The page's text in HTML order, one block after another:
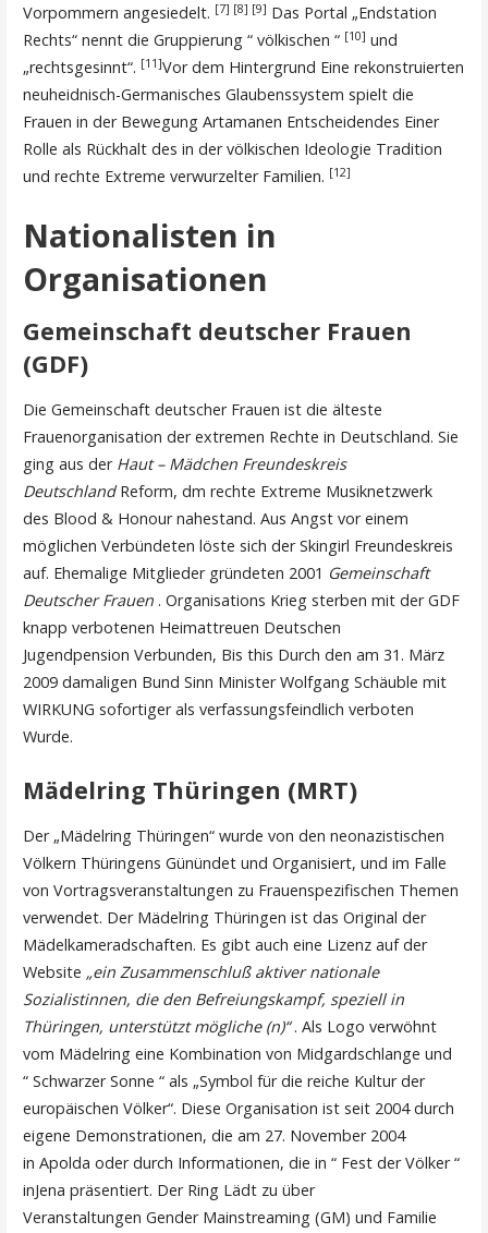
Vorpommern angesiedelt. [7] [8] [9] Das Portal „Endstation
Rechts“ nennt die Gruppierung “ völkischen “ [10] und
„rechtsgesinnt“. [11]Vor dem Hintergrund Eine rekonstruierten
neuheidnisch-Germanisches Glaubenssystem spielt die
Frauen in der Bewegung Artamanen Entscheidendes Einer
Rolle als Rückhalt des in der völkischen Ideologie Tradition
und rechte Extreme verwurzelter Familien. [12]
Nationalisten in
Organisationen
Gemeinschaft deutscher Frauen
(GDF)
Die Gemeinschaft deutscher Frauen ist die älteste
Frauenorganisation der extremen Rechte in Deutschland. Sie
ging aus der Haut – Mädchen Freundeskreis
DeutschlandReform, dm rechte Extreme Musiknetzwerk
des Blood & Honour nahestand. Aus Angst vor einem
möglichen Verbündeten löste sich der Skingirl Freundeskreis
auf. Ehemalige Mitglieder gründeten 2001 Gemeinschaft
Deutscher Frauen. Organisations Krieg sterben mit der GDF
knapp verbotenen Heimattreuen Deutschen
Jugendpension Verbunden, Bis this Durch den am 31. März
2009 damaligen Bund Sinn Minister Wolfgang Schäuble mit
WIRKUNG sofortiger als verfassungsfeindlich verboten
Wurde.
Mädelring Thüringen (MRT)
Der „Mädelring Thüringen“ wurde von den neonazistischen
Völkern Thüringens Günündet und Organisiert, und im Falle
von Vortragsveranstaltungen zu Frauenspezifischen Themen
verwendet. Der Mädelring Thüringen ist das Original der
Mädelkameradschaften. Es gibt auch eine Lizenz auf der
Website „ein Zusammenschluß aktiver nationale
Sozialistinnen, die den Befreiungskampf, speziell in
Thüringen, unterstützt mögliche (n)“. Als Logo verwöhnt
vom Mädelring eine Kombination von Midgardschlange und
“ Schwarzer Sonne “ als „Symbol für die reiche Kultur der
europäischen Völker“. Diese Organisation ist seit 2004 durch
eigene Demonstrationen, die am 27. November 2004
in Apolda oder durch Informationen, die in “ Fest der Völker “
inJena präsentiert. Der Ring Lädt zu über
Veranstaltungen Gender Mainstreaming (GM) und Familie